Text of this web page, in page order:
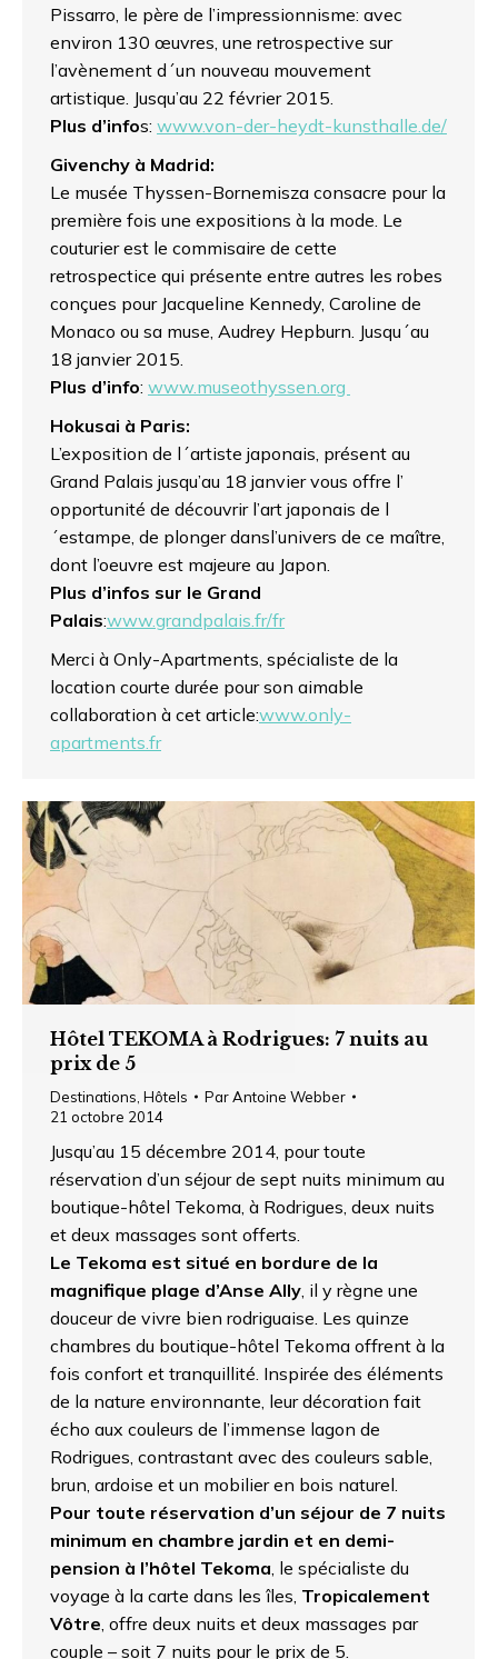
Pissarro, le père de l’impressionnisme: avec
environ 130 œuvres, une retrospective sur
l’avènement d´un nouveau mouvement
artistique. Jusqu’au 22 février 2015.
Plus d’infos: www.von-der-heydt-kunsthalle.de/
Givenchy à Madrid:
Le musée Thyssen-Bornemisza consacre pour la
première fois une expositions à la mode. Le
couturier est le commisaire de cette
retrospectice qui présente entre autres les robes
conçues pour Jacqueline Kennedy, Caroline de
Monaco ou sa muse, Audrey Hepburn. Jusqu´au
18 janvier 2015.
Plus d’info: www.museothyssen.org
Hokusai à Paris:
L’exposition de l´artiste japonais, présent au
Grand Palais jusqu’au 18 janvier vous offre l’
opportunité de découvrir l’art japonais de l
´estampe, de plonger dansl’univers de ce maître,
dont l’oeuvre est majeure au Japon.
Plus d’infos sur le Grand
Palais:www.grandpalais.fr/fr
Merci à Only-Apartments, spécialiste de la
location courte durée pour son aimable
collaboration à cet article:www.only-
apartments.fr
Hôtel TEKOMA à Rodrigues: 7 nuits au
prix de 5
Destinations Hôtels ParAntoine Webber
21 octobre 2014
Jusqu’au 15 décembre 2014, pour toute
réservation d’un séjour de sept nuits minimum au
boutique-hôtel Tekoma, à Rodrigues, deux nuits
et deux massages sont offerts.
Le Tekoma est situé en bordure de la
magnifique plage d’Anse Ally , il y règne une
douceur de vivre bien rodriguaise. Les quinze
chambres du boutique-hôtel Tekoma offrent à la
fois confort et tranquillité. Inspirée des éléments
de la nature environnante, leur décoration fait
écho aux couleurs de l’immense lagon de
Rodrigues, contrastant avec des couleurs sable,
brun, ardoise et un mobilier en bois naturel.
Pour toute réservation d’un séjour de 7 nuits
minimum en chambre jardin et en demi-
pension à l’hôtel Tekoma , le spécialiste du
voyage à la carte dans les îles, Tropicalement
Vôtre , offre deux nuits et deux massages par
couple – soit 7 nuits pour le prix de 5.